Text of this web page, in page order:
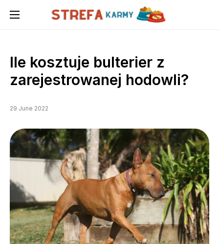
Ile kosztuje bulterier z
zarejestrowanej hodowli?
29 June 2022